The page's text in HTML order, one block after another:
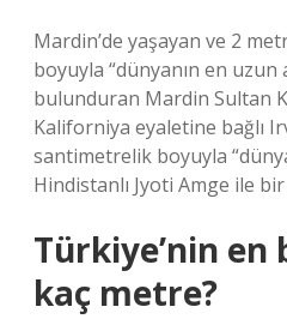
Mardin’de yaşayan ve 2
boyuyla “dünyanın en uzun
bulunduran Mardin Sultan
Kaliforniya eyaletine bağlı
santimetrelik boyuyla
Hindistanlı Jyoti Amge ile
Türkiye’nin en
kaç metre?